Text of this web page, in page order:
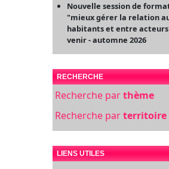
Nouvelle session de
"mieux gérer la relation
habitants et entre
venir - automne 2026
RECHERCHE
Recherche parthème
Recherche parterritoire
LIENS UTILES